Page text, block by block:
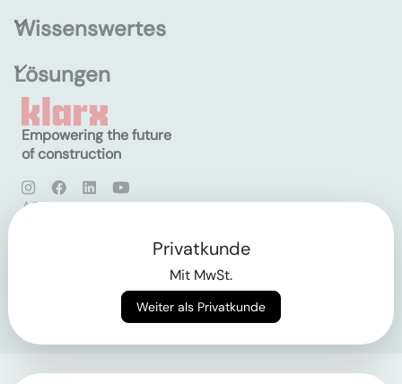
Wissenswertes
Lösungen
Empowering the future
of construction
AGB
Privatkunde
Mit MwSt.
Weiter als Privatkunde